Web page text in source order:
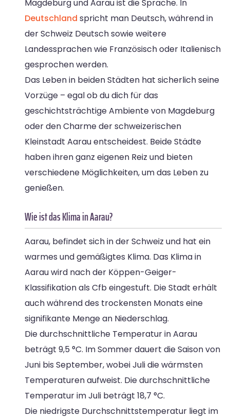
Magdeburg und Aarau ist die Sprache. In
Deutschland spricht man Deutsch, während in
der Schweiz Deutsch sowie weitere
Landessprachen wie Französisch oder Italienisch
gesprochen werden.
Das Leben in beiden Städten hat sicherlich seine
Vorzüge – egal ob du dich für das
geschichtsträchtige Ambiente von Magdeburg
oder den Charme der schweizerischen
Kleinstadt Aarau entscheidest. Beide Städte
haben ihren ganz eigenen Reiz und bieten
verschiedene Möglichkeiten, um das Leben zu
genießen.
Wie ist das Klima in Aarau?
Aarau, befindet sich in der Schweiz und hat ein
warmes und gemäßigtes Klima. Das Klima in
Aarau wird nach der Köppen-Geiger-
Klassifikation als Cfb eingestuft. Die Stadt erhält
auch während des trockensten Monats eine
signifikante Menge an Niederschlag.
Die durchschnittliche Temperatur in Aarau
beträgt 9,5 °C. Im Sommer dauert die Saison von
Juni bis September, wobei Juli die wärmsten
Temperaturen aufweist. Die durchschnittliche
Temperatur im Juli beträgt 18,7 °C.
Die niedrigste Durchschnittstemperatur liegt im